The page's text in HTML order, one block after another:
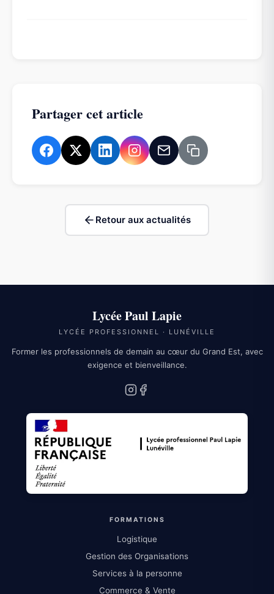
Partager cet article
Retour aux actualités
Lycée Paul Lapie
LYCÉE PROFESSIONNEL · LUNÉVILLE
Former les professionnels de demain au cœur du Grand Est, avec
exigence et bienveillance.
Instagram
FORMATIONS
Logistique
Gestion des Organisations
Services à la personne
Commerce & Vente